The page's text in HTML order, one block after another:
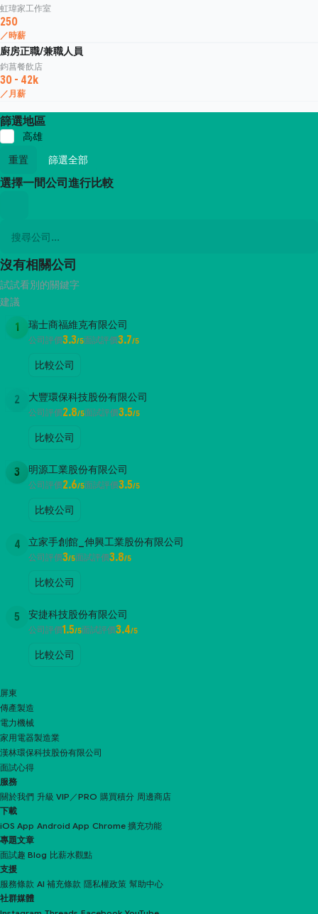
虹瑋家工作室
250
／時薪
廚房正職/兼職人員
鈞菖餐飲店
30 - 42k
／月薪
篩選地區
高雄
重置
篩選全部
選擇一間公司進行比較
沒有相關公司
試試看別的關鍵字
建議
1 瑞士商福維克有限公司
公司評價3.3/5面試評價3.7/5
比較公司
2 大豐環保科技股份有限公司
公司評價2.8/5面試評價3.5/5
比較公司
3 明源工業股份有限公司
公司評價2.6/5面試評價3.5/5
比較公司
4 立家手創館_伸興工業股份有限公司
公司評價3/5面試評價3.8/5
比較公司
5 安捷科技股份有限公司
公司評價1.5/5面試評價3.4/5
比較公司
屏東
傳產製造
電力機械
家用電器製造業
漢林環保科技股份有限公司
面試心得
服務
關於我們 升級 VIP／PRO 購買積分 周邊商店
下載
iOS App Android App Chrome 擴充功能
專題文章
面試趣 Blog 比薪水觀點
支援
服務條款 AI 補充條款 隱私權政策 幫助中心
社群媒體